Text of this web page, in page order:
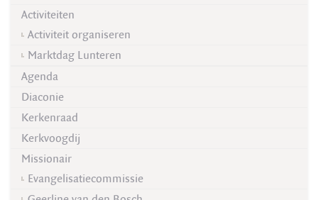
Activiteiten
Activiteit organiseren
Marktdag Lunteren
Agenda
Diaconie
Kerkenraad
Kerkvoogdij
Missionair
Evangelisatiecommissie